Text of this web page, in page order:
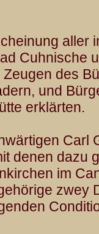
aller
Cuhnische
des
und
erklärten.
Carl
denen dazu
im
zwey